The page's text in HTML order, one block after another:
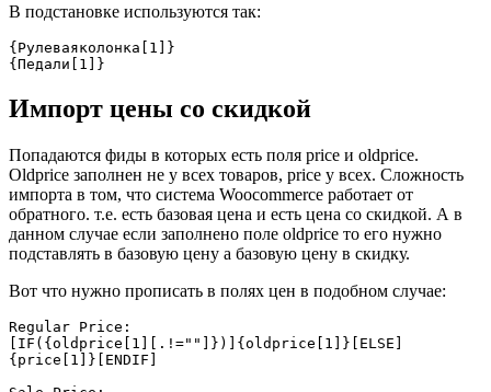
В подстановке используются так:
{Рулеваяколонка[1]}
{Педали[1]}
Импорт цены со скидкой
Попадаются фиды в которых есть поля price и oldprice.
Oldprice заполнен не у всех товаров, price у всех. Сложность
импорта в том, что система Woocommerce работает от
обратного. т.е. есть базовая цена и есть цена со скидкой. А в
данном случае если заполнено поле oldprice то его нужно
подставлять в базовую цену а базовую цену в скидку.
Вот что нужно прописать в полях цен в подобном случае:
Regular Price:
[IF({oldprice[1][.!=""]})]{oldprice[1]}[ELSE]
{price[1]}[ENDIF]